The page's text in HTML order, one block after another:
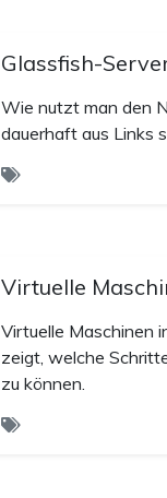
Glassfish-
Wie nutzt man den
dauerhaft aus Links
Virtuelle
Virtuelle Maschinen
zeigt, welche
zu können.